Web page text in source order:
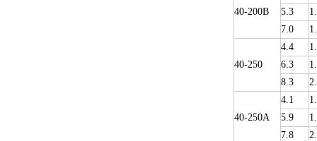
40-200B
5.3
7.0
40-250
4.4
6.3
8.3
40-250A
4.1
5.9
7.8